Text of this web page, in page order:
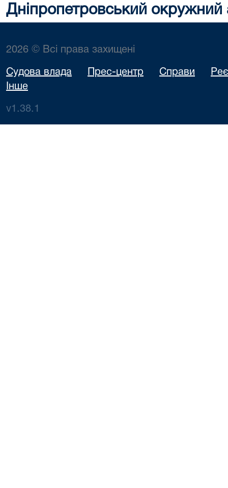
Дніпропетровський окружний
2026 © Всі права захищені
Судова влада Прес-центр Справи
Інше
v1.38.1